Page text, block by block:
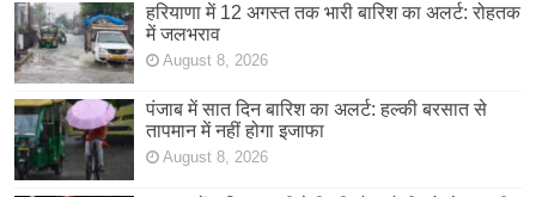
हरियाणा में 12 अगस्त तक भारी बारिश का अलर्ट: रोहतक
में जलभराव
August 8, 2026
पंजाब में सात दिन बारिश का अलर्ट: हल्की बरसात से
तापमान में नहीं होगा इजाफा
August 8, 2026